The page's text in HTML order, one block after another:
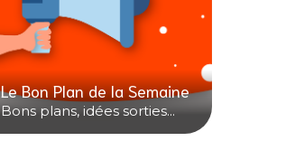
Le Bon Plan de la Semaine
Bons plans, idées sorties...